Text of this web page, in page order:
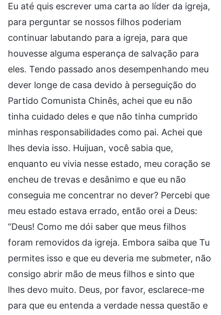
Eu até quis escrever uma carta ao líder da igreja,
para perguntar se nossos filhos poderiam
continuar labutando para a igreja, para que
houvesse alguma esperança de salvação para
eles. Tendo passado anos desempenhando meu
dever longe de casa devido à perseguição do
Partido Comunista Chinês, achei que eu não
tinha cuidado deles e que não tinha cumprido
minhas responsabilidades como pai. Achei que
lhes devia isso. Huijuan, você sabia que,
enquanto eu vivia nesse estado, meu coração se
encheu de trevas e desânimo e que eu não
conseguia me concentrar no dever? Percebi que
meu estado estava errado, então orei a Deus:
“Deus! Como me dói saber que meus filhos
foram removidos da igreja. Embora saiba que Tu
permites isso e que eu deveria me submeter, não
consigo abrir mão de meus filhos e sinto que
lhes devo muito. Deus, por favor, esclarece-me
para que eu entenda a verdade nessa questão e